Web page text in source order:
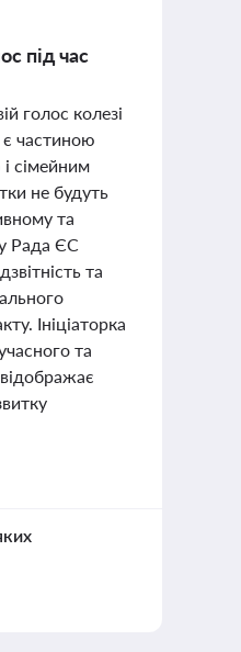
під час
голос колезі
частиною
сімейним
не будуть
та
Рада ЄС
та
Ініціаторка
та